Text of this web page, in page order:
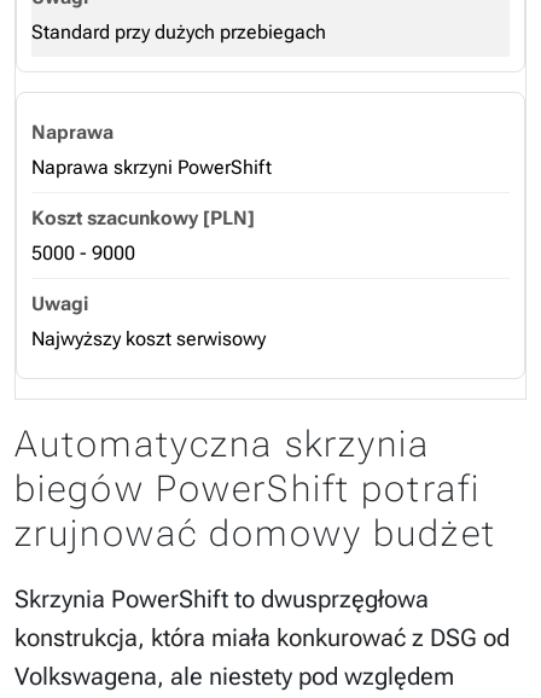
Standard przy dużych przebiegach
Naprawa skrzyni PowerShift
5000 - 9000
Najwyższy koszt serwisowy
Automatyczna skrzynia
biegów PowerShift potrafi
zrujnować domowy budżet
Skrzynia PowerShift to dwusprzęgłowa
konstrukcja, która miała konkurować z DSG od
Volkswagena, ale niestety pod względem